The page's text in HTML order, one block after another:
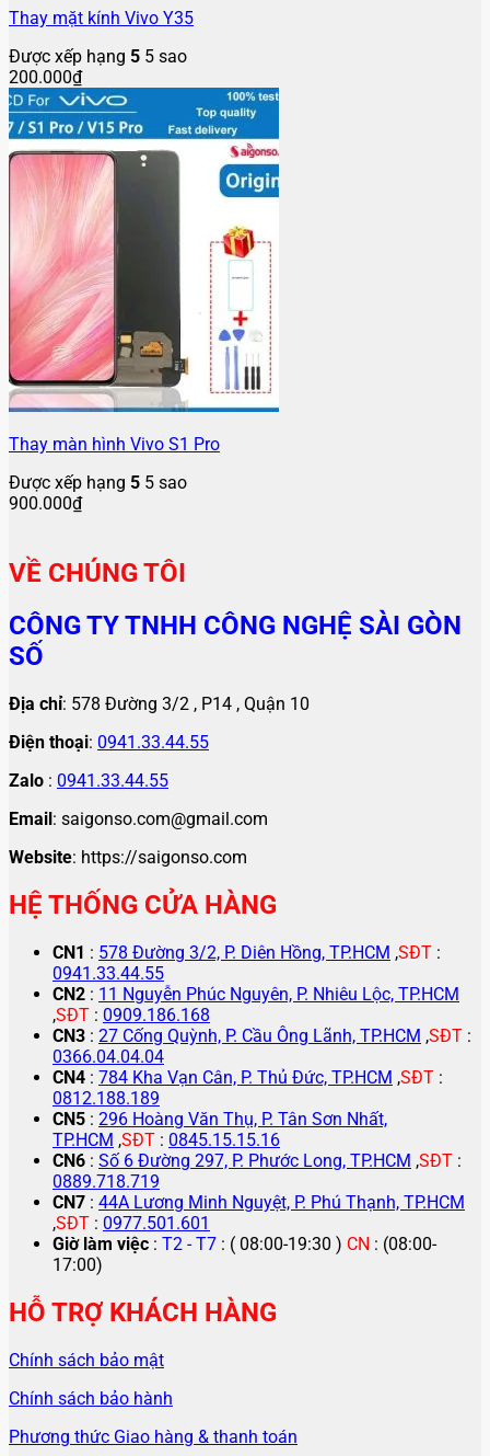
Thay mặt kính Vivo Y35
Được xếp hạng 5 5 sao
200.000₫
Thay màn hình Vivo S1 Pro
Được xếp hạng 5 5 sao
900.000₫
VỀ CHÚNG TÔI
CÔNG TY TNHH CÔNG NGHỆ SÀI GÒN
SỐ
Địa chỉ: 578 Đường 3/2 , P14 , Quận 10
Điện thoại: 0941.33.44.55
Zalo : 0941.33.44.55
Email: saigonso.com@gmail.com
Website: https://saigonso.com
HỆ THỐNG CỬA HÀNG
CN1 : 578 Đường 3/2, P. Diên Hồng, TP.HCM ,SĐT :
0941.33.44.55
CN2 : 11 Nguyễn Phúc Nguyên, P. Nhiêu Lộc, TP.HCM
,SĐT : 0909.186.168
CN3 : 27 Cống Quỳnh, P. Cầu Ông Lãnh, TP.HCM ,SĐT :
0366.04.04.04
CN4 : 784 Kha Vạn Cân, P. Thủ Đức, TP.HCM ,SĐT :
0812.188.189
CN5 : 296 Hoàng Văn Thụ, P. Tân Sơn Nhất,
TP.HCM ,SĐT : 0845.15.15.16
CN6 : Số 6 Đường 297, P. Phước Long, TP.HCM ,SĐT :
0889.718.719
CN7 : 44A Lương Minh Nguyệt, P. Phú Thạnh, TP.HCM
,SĐT : 0977.501.601
Giờ làm việc : T2 - T7 : ( 08:00-19:30 ) CN : (08:00-
17:00)
HỖ TRỢ KHÁCH HÀNG
Chính sách bảo mật
Chính sách bảo hành
Phương thức Giao hàng & thanh toán